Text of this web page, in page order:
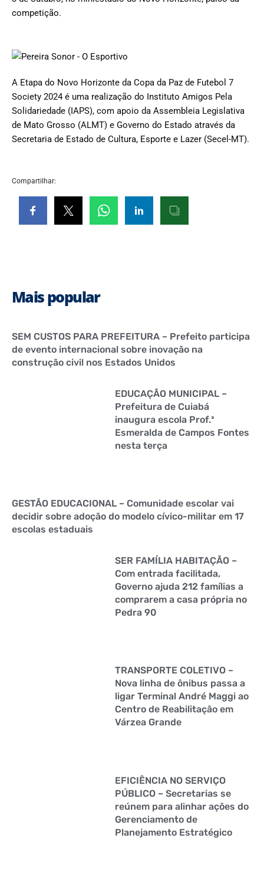
competição.
A Etapa do Novo Horizonte da Copa da Paz de Futebol 7
Society 2024 é uma realização do Instituto Amigos Pela
Solidariedade (IAPS), com apoio da Assembleia Legislativa
de Mato Grosso (ALMT) e Governo do Estado através da
Secretaria de Estado de Cultura, Esporte e Lazer (Secel-MT).
Compartilhar:
Mais popular
SEM CUSTOS PARA PREFEITURA – Prefeito participa
de evento internacional sobre inovação na
construção civil nos Estados Unidos
EDUCAÇÃO MUNICIPAL –
Prefeitura de Cuiabá
inaugura escola Prof.ª
Esmeralda de Campos Fontes
nesta terça
GESTÃO EDUCACIONAL – Comunidade escolar vai
decidir sobre adoção do modelo cívico-militar em 17
escolas estaduais
SER FAMÍLIA HABITAÇÃO –
Com entrada facilitada,
Governo ajuda 212 famílias a
comprarem a casa própria no
Pedra 90
TRANSPORTE COLETIVO –
Nova linha de ônibus passa a
ligar Terminal André Maggi ao
Centro de Reabilitação em
Várzea Grande
EFICIÊNCIA NO SERVIÇO
PÚBLICO – Secretarias se
reúnem para alinhar ações do
Gerenciamento de
Planejamento Estratégico